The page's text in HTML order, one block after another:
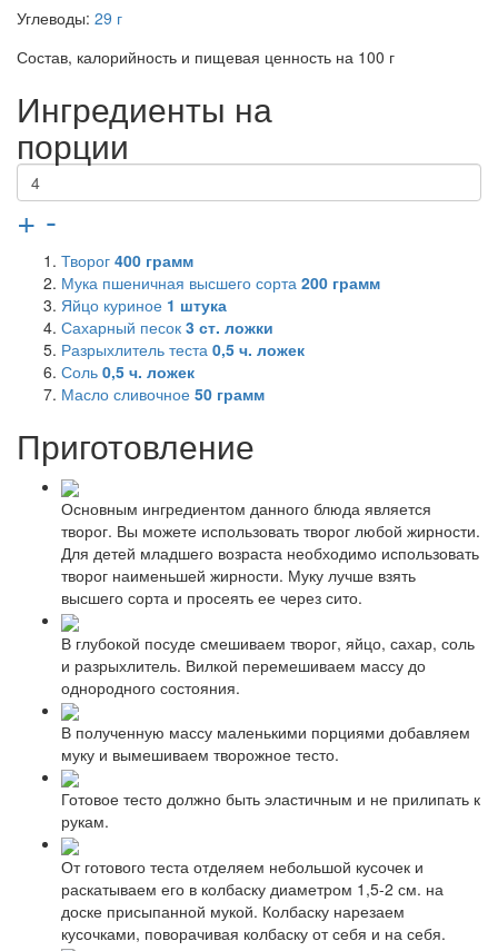
Углеводы: 29 г
Состав, калорийность и пищевая ценность на 100 г
Ингредиенты на
порции
+ -
Творог 400 грамм
Мука пшеничная высшего сорта 200 грамм
Яйцо куриное 1 штука
Сахарный песок 3 ст. ложки
Разрыхлитель теста 0,5 ч. ложек
Соль 0,5 ч. ложек
Масло сливочное 50 грамм
Приготовление
Основным ингредиентом данного блюда является
творог. Вы можете использовать творог любой жирности.
Для детей младшего возраста необходимо использовать
творог наименьшей жирности. Муку лучше взять
высшего сорта и просеять ее через сито.
В глубокой посуде смешиваем творог, яйцо, сахар, соль
и разрыхлитель. Вилкой перемешиваем массу до
однородного состояния.
В полученную массу маленькими порциями добавляем
муку и вымешиваем творожное тесто.
Готовое тесто должно быть эластичным и не прилипать к
рукам.
От готового теста отделяем небольшой кусочек и
раскатываем его в колбаску диаметром 1,5-2 см. на
доске присыпанной мукой. Колбаску нарезаем
кусочками, поворачивая колбаску от себя и на себя.